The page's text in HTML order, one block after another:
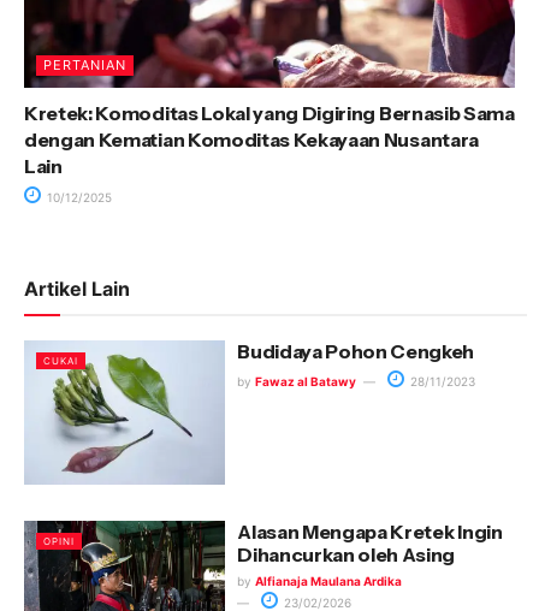
PERTANIAN
Kretek: Komoditas Lokal yang Digiring Bernasib Sama
dengan Kematian Komoditas Kekayaan Nusantara
Lain
10/12/2025
Artikel Lain
CUKAI Budidaya Pohon Cengkeh
by Fawaz al Batawy 28/11/2023
OPINI
Alasan Mengapa Kretek Ingin
Dihancurkan oleh Asing
by Alfianaja Maulana Ardika
23/02/2026